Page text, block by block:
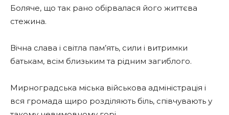
Боляче, що так рано обірвалася його життєва
стежина.
Вічна слава і світла пам’ять, сили і витримки
батькам, всім близьким та рідним загиблого.
Мирноградська міська військова адміністрація і
вся громада щиро розділяють біль, співчувають у